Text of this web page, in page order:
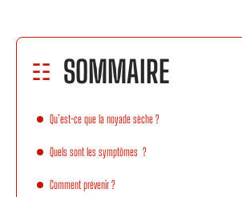
SOMMAIRE
Qu’est-ce que la noyade sèche ?
Quels sont les symptômes ?
Comment prévenir ?